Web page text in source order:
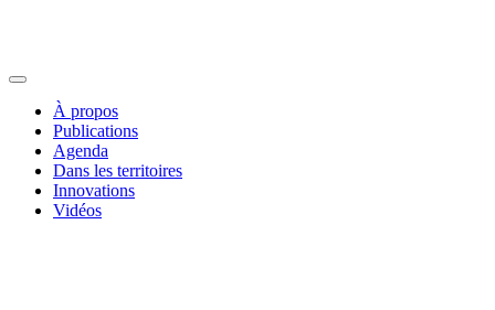
À propos
Publications
Agenda
Dans les territoires
Innovations
Vidéos